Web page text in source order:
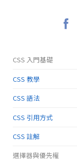
CSS 入門基礎
CSS 教學
CSS 語法
CSS 引用方式
CSS 註解
選擇器與優先權